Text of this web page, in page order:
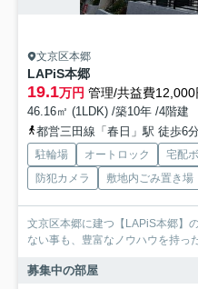
文京区本郷
LAPiS本郷
19.1万円 管理/共益費12,000
46.16㎡ (1LDK) /築10年 /4階建
都営三田線「春日」駅 徒歩6
駐輪場 オートロック 宅配
防犯カメラ
敷地内ごみ置き場
文京区本郷に建つ【LAPiS本郷】
ない事も、豊富なノウハウを持っ
募集中の部屋